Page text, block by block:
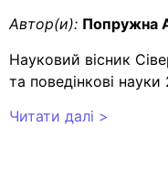
Автор(и): Попружна
Науковий вісник
та поведінкові
Читати далі >